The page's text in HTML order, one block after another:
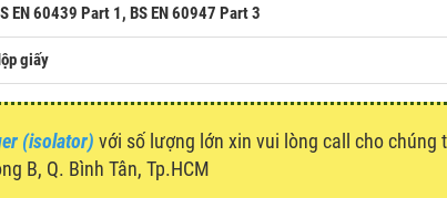
EN 60439 Part 1, BS EN 60947 Part 3
giấy
(isolator) với số lượng lớn xin vui lòng call cho chúng
B, Q. Bình Tân, Tp.HCM